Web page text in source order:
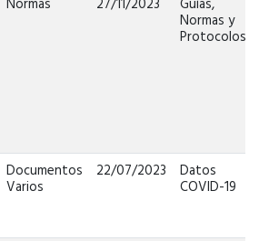
Normas y
Protocolos
Documentos
Varios
22/07/2023 Datos
COVID-19